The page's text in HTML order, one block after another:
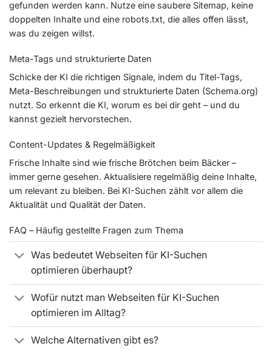
gefunden werden kann. Nutze eine saubere Sitemap, keine
doppelten Inhalte und eine robots.txt, die alles offen lässt,
was du zeigen willst.
Meta-Tags und strukturierte Daten
Schicke der KI die richtigen Signale, indem du Titel-Tags,
Meta-Beschreibungen und strukturierte Daten (Schema.org)
nutzt. So erkennt die KI, worum es bei dir geht – und du
kannst gezielt hervorstechen.
Content-Updates & Regelmäßigkeit
Frische Inhalte sind wie frische Brötchen beim Bäcker –
immer gerne gesehen. Aktualisiere regelmäßig deine Inhalte,
um relevant zu bleiben. Bei KI-Suchen zählt vor allem die
Aktualität und Qualität der Daten.
FAQ – Häufig gestellte Fragen zum Thema
Was bedeutet Webseiten für KI-Suchen
optimieren überhaupt?
Wofür nutzt man Webseiten für KI-Suchen
optimieren im Alltag?
Welche Alternativen gibt es?